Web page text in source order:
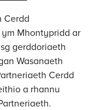
Cerdd
Mhontypridd ar
gerddoriaeth
Wasanaeth
Cerdd
a rhannu